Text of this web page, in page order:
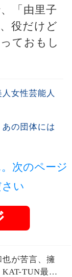
「由里子
役だけど
ておもし
女性芸能人
あの団体には
次のページ
い
が苦言、擁
TUN最初